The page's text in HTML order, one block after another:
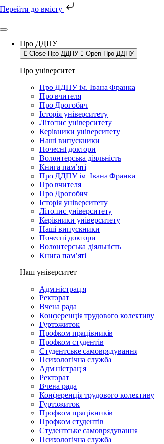
Перейти до вмісту
Про ДДПУ
Close Про ДДПУ Open Про ДДПУ
Про університет
Про ДДПУ ім. Івана Франка
Про вчителя
Про Дрогобич
Історія університету
Літопис університету
Керівники університету
Наші випускники
Почесні доктори
Волонтерська діяльність
Книга пам’яті
Про ДДПУ ім. Івана Франка
Про вчителя
Про Дрогобич
Історія університету
Літопис університету
Керівники університету
Наші випускники
Почесні доктори
Волонтерська діяльність
Книга пам’яті
Наш університет
Адміністрація
Ректорат
Вчена рада
Конференція трудового колективу
Гуртожиток
Профком працівників
Профком студентів
Студентське самоврядування
Психологічна служба
Адміністрація
Ректорат
Вчена рада
Конференція трудового колективу
Гуртожиток
Профком працівників
Профком студентів
Студентське самоврядування
Психологічна служба